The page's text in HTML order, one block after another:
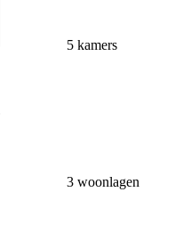
5 kamers
3 woonlagen